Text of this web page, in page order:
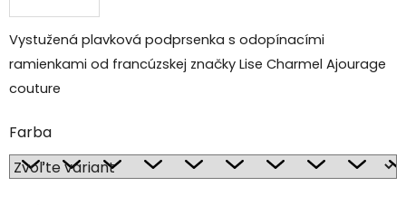
Vystužená plavková podprsenka s odopínacími
ramienkami od francúzskej značky Lise Charmel Ajourage
couture
Farba